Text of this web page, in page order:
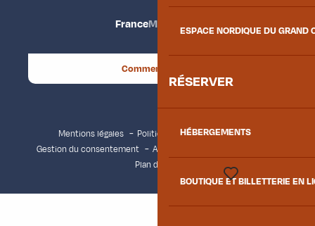
ESPACE NORDIQUE DU GRAND
RÉSERVER
HÉBERGEMENTS
BOUTIQUE ET BILLETTERIE EN
FranceMaurienne
Comment venir ?
Mentions légales
Politique de confidentialité
Gestion du consentement
Accessibilité : non conforme
Plan du site